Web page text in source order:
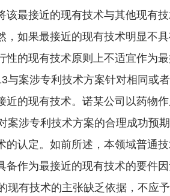
该最接近的现有技术与其他现有
，如果最接近的现有技术明显不
性的现有技术原则上不适宜作为最
案涉专利技术方案针对相同或者
近的现有技术。诺某公司以药物
案涉专利技术方案的合理成功预
的认定。如前所述，本领域普通
备作为最接近的现有技术的要件
现有技术的主张缺乏依据，不应予